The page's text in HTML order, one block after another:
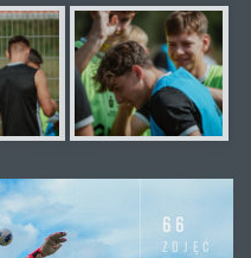
66
zdjęć